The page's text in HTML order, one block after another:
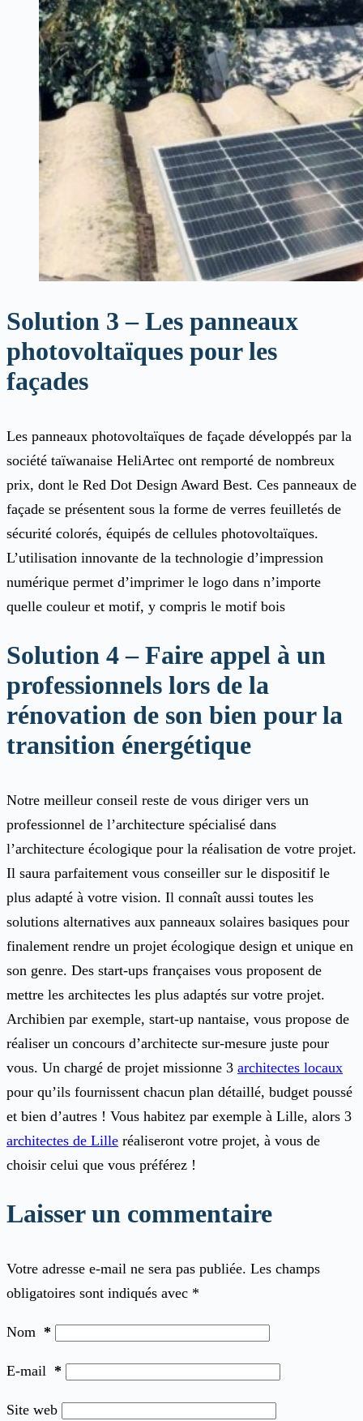
Solution 3 – Les panneaux
photovoltaïques pour les
façades
Les panneaux photovoltaïques de façade développés par la
société taïwanaise HeliArtec ont remporté de nombreux
prix, dont le Red Dot Design Award Best. Ces panneaux de
façade se présentent sous la forme de verres feuilletés de
sécurité colorés, équipés de cellules photovoltaïques.
L’utilisation innovante de la technologie d’impression
numérique permet d’imprimer le logo dans n’importe
quelle couleur et motif, y compris le motif bois
Solution 4 – Faire appel à un
professionnels lors de la
rénovation de son bien pour la
transition énergétique
Notre meilleur conseil reste de vous diriger vers un
professionnel de l’architecture spécialisé dans
l’architecture écologique pour la réalisation de votre projet.
Il saura parfaitement vous conseiller sur le dispositif le
plus adapté à votre vision. Il connaît aussi toutes les
solutions alternatives aux panneaux solaires basiques pour
finalement rendre un projet écologique design et unique en
son genre. Des start-ups françaises vous proposent de
mettre les architectes les plus adaptés sur votre projet.
Archibien par exemple, start-up nantaise, vous propose de
réaliser un concours d’architecte sur-mesure juste pour
vous. Un chargé de projet missionne 3 architectes locaux
pour qu’ils fournissent chacun plan détaillé, budget poussé
et bien d’autres ! Vous habitez par exemple à Lille, alors 3
architectes de Lille réaliseront votre projet, à vous de
choisir celui que vous préférez !
Laisser un commentaire
Votre adresse e-mail ne sera pas publiée. Les champs
obligatoires sont indiqués avec *
Nom *
E-mail *
Site web